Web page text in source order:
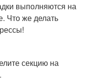
выполняются на
Что же делать
секцию на